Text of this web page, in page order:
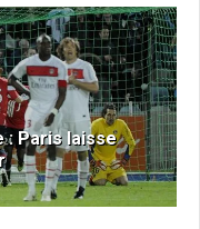
: Paris laisse